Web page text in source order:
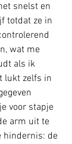
snelst en
totdat ze in
wat me
als ik
lukt zelfs in
voor stapje
arm uit te
hindernis: de